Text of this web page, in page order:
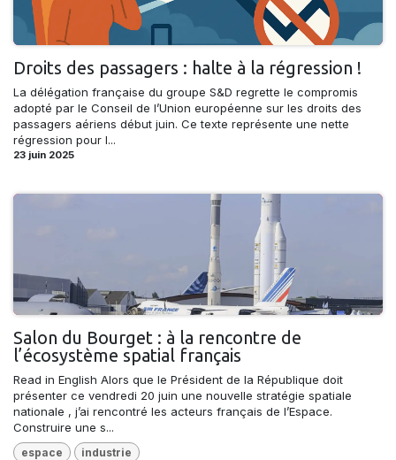
Droits des passagers : halte à la régression !
La délégation française du groupe S&D regrette le compromis
adopté par le Conseil de l’Union européenne sur les droits des
passagers aériens début juin. Ce texte représente une nette
régression pour l...
23 juin 2025
Salon du Bourget : à la rencontre de
l’écosystème spatial français
Read in English Alors que le Président de la République doit
présenter ce vendredi 20 juin une nouvelle stratégie spatiale
nationale , j’ai rencontré les acteurs français de l’Espace.
Construire une s...
espace industrie